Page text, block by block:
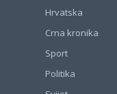
Hrvatska
Crna kronika
Sport
Politika